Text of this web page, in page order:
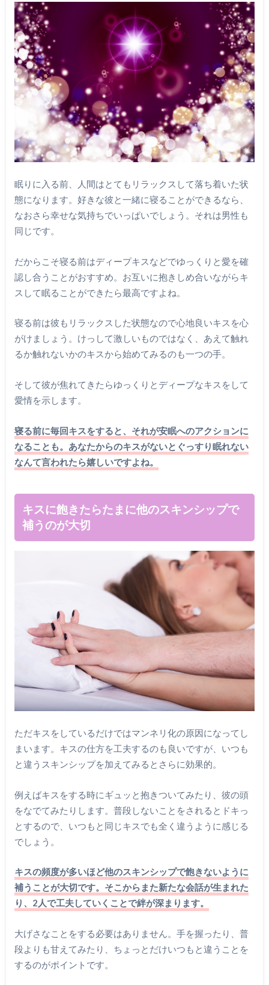
眠りに入る前、人間はとてもリラックスして落ち着いた状
態になります。好きな彼と一緒に寝ることができるなら、
なおさら幸せな気持ちでいっぱいでしょう。それは男性も
同じです。
だからこそ寝る前はディープキスなどでゆっくりと愛を確
認し合うことがおすすめ。お互いに抱きしめ合いながらキ
スして眠ることができたら最高ですよね。
寝る前は彼もリラックスした状態なので心地良いキスを心
がけましょう。けっして激しいものではなく、あえて触れ
るか触れないかのキスから始めてみるのも一つの手。
そして彼が焦れてきたらゆっくりとディープなキスをして
愛情を示します。
寝る前に毎回キスをすると、それが安眠へのアクションに
なることも。あなたからのキスがないとぐっすり眠れない
なんて言われたら嬉しいですよね。
キスに飽きたらたまに他のスキンシップで
補うのが大切
ただキスをしているだけではマンネリ化の原因になってし
まいます。キスの仕方を工夫するのも良いですが、いつも
と違うスキンシップを加えてみるとさらに効果的。
例えばキスをする時にギュッと抱きついてみたり、彼の頭
をなでてみたりします。普段しないことをされるとドキっ
とするので、いつもと同じキスでも全く違うように感じる
でしょう。
キスの頻度が多いほど他のスキンシップで飽きないように
補うことが大切です。そこからまた新たな会話が生まれた
り、2人で工夫していくことで絆が深まります。
大げさなことをする必要はありません。手を握ったり、普
段よりも甘えてみたり、ちょっとだけいつもと違うことを
するのがポイントです。